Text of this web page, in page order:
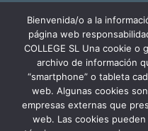
subvención de 30.245,63€. Con
comunidad educativa de New
toneladas de CO2 al año, lo que
o plantar 116 árboles al año.
Bienvenida/o a la
página web
COLLEGE SL Una cookie
archivo de información
“smartphone” o tableta
web. Algunas cookies
empresas externas que
web. Las cookies